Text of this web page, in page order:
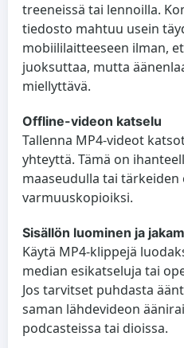
treeneissä tai lennoilla.
tiedosto mahtuu usein
mobiililaitteeseen ilman,
juoksuttaa, mutta
miellyttävä.
Offline-videon katselu
Tallenna MP4-videot
yhteyttä. Tämä on
maaseudulla tai
varmuuskopioiksi.
Sisällön luominen ja
Käytä MP4-klippejä
median esikatseluja tai
Jos tarvitset puhdasta
saman lähdevideon
podcasteissa tai dioissa.